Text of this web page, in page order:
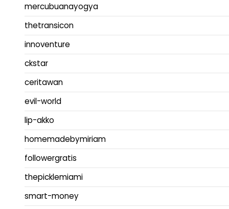
mercubuanayogya
thetransicon
innoventure
ckstar
ceritawan
evil-world
lip-akko
homemadebymiriam
followergratis
thepicklemiami
smart-money